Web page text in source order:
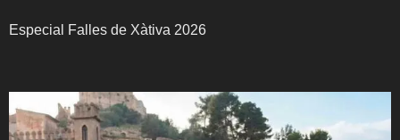
Especial Falles de Xàtiva 2026